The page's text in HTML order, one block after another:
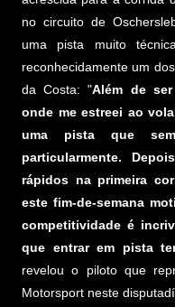
no circuito de
uma pista muito
reconhecidamente um
da Costa: "Além de
onde me estreei ao
uma pista que
particularmente.
rápidos na primeira
este fim-de-semana
competitividade é
que entrar em pista
revelou o piloto que
Motorsport neste